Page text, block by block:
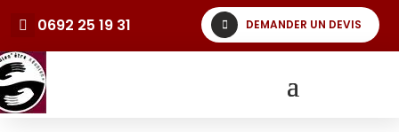
0692 25 19 31 DEMANDER UN DEVIS